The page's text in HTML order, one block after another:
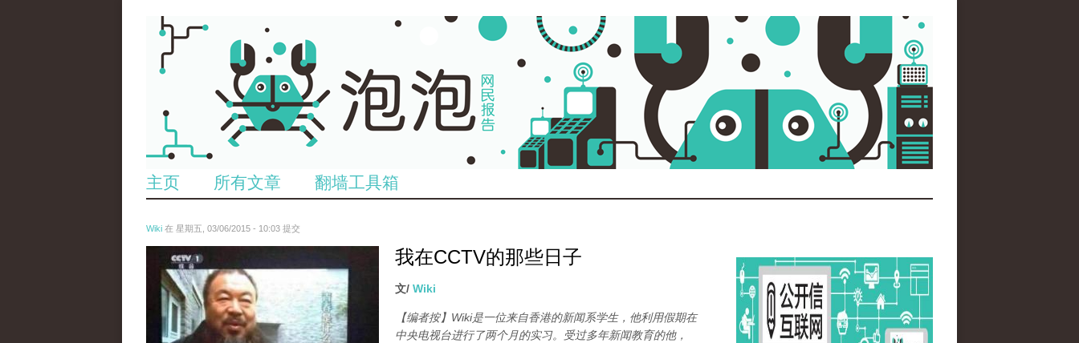
主页 所有文章 翻墙工具箱
Wiki 在 星期五, 03/06/2015 - 10:03 提交
ai_wei_wei_.jpg 我在CCTV的那些日子
文/ Wiki
【编者按】Wiki是一位来自香港的新闻系学生，他利用假期在
中央电视台进行了两个月的实习。受过多年新闻教育的他，